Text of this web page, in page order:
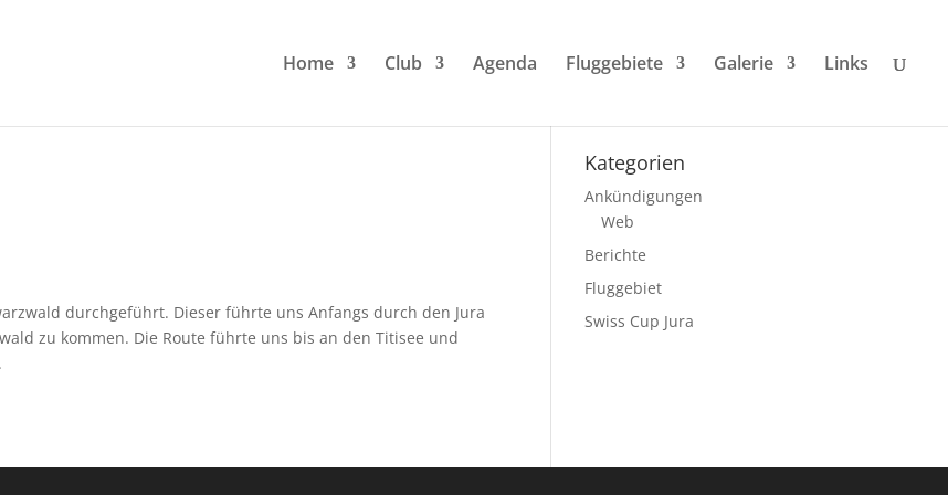
Home Club Agenda Fluggebiete Galerie Links
durchgeführt. Dieser führte uns Anfangs durch den Jura
zu kommen. Die Route führte uns bis an den Titisee und
Kategorien
Ankündigungen
Web
Berichte
Fluggebiet
Swiss Cup Jura